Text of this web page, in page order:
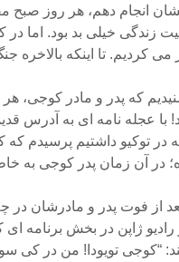
انجام دهم، هر روز صبح
زندگی خیلی بد بود. اما
کردیم. تا اینکه بالاخره
که پدر و مادر کوجی،
با عجله نامه ای به آدرس
در توکیو داشتیم پرسیدم
در آن زمان پدر کوجی به
از فوت پدر و مادرشان
ژاپن در بخش برنامه
“کوجی تویودا! من در